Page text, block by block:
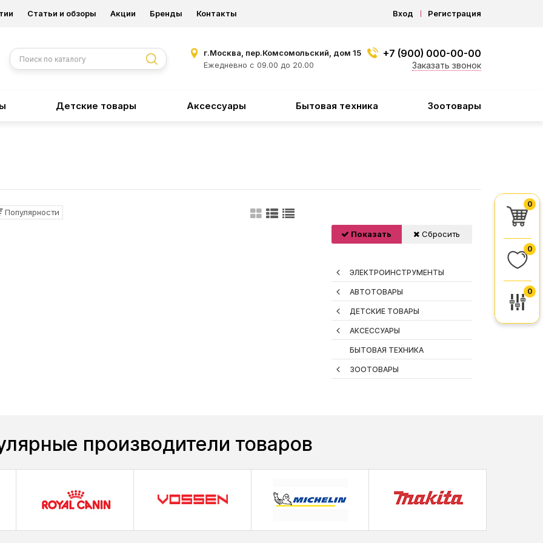
Статьи и обзоры Акции Бренды Контакты Вход Регистрация
г.Москва, пер.Комсомольский, дом 15
Ежедневно с 09.00 до 20.00
+7 (900) 000-00-00
Заказать звонок
Детские товары Аксессуары Бытовая техника Зоотовары
Показать Сбросить
ЭЛЕКТРОИНСТРУМЕНТЫ
АВТОТОВАРЫ
ДЕТСКИЕ ТОВАРЫ
АКСЕССУАРЫ
БЫТОВАЯ ТЕХНИКА
ЗООТОВАРЫ
Популярности
производители товаров
0
0
0